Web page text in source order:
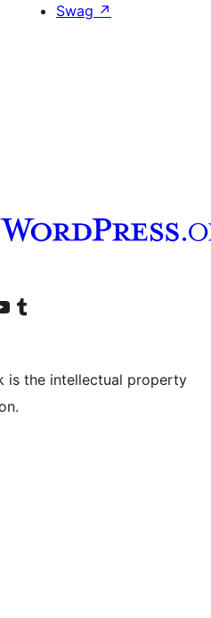
Swag ↗
ຂອງພວກເຮົາຢ້ຽມຊົມບັນຊີ Tumblr ຂອງພວກເຮົາ
is the intellectual property